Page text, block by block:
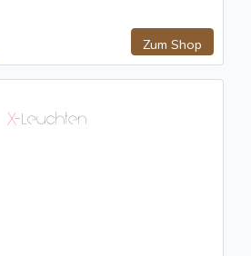
Zum Shop